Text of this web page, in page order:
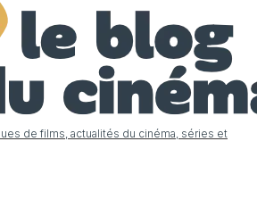
de films, actualités du cinéma, séries et